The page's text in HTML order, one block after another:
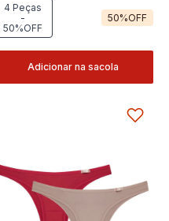
4 Peças
-
50%OFF
50%OFF
Adicionar na sacola